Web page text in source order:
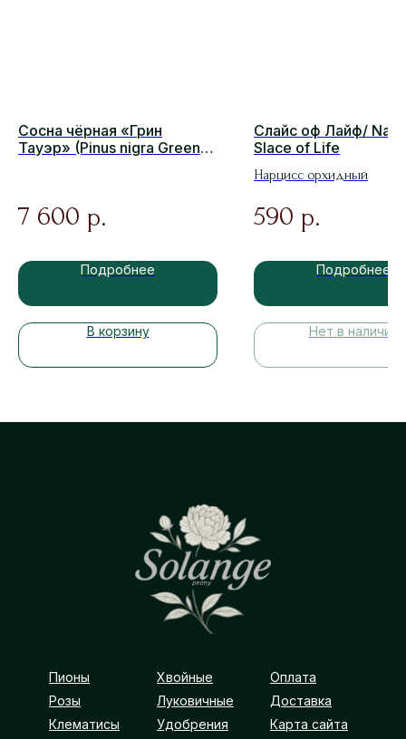
Сосна чёрная «Грин
Тауэр» (Pinus nigra Green
7 600 р.
Подробнее
В корзину
Слайс оф Лайф/
Slace of Life
Нарцисс орхидный
590 р.
Подробнее
Нет в наличии
Оплата
Карта сайта
Доставка
Удобрения
Луковичные
Хвойные
Клематисы
Розы
Пионы